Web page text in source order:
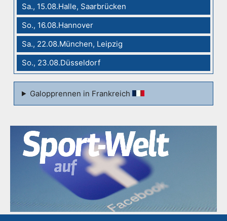
Sa., 15.08.Halle, Saarbrücken
So., 16.08.Hannover
Sa., 22.08.München, Leipzig
So., 23.08.Düsseldorf
Galopprennen in Frankreich